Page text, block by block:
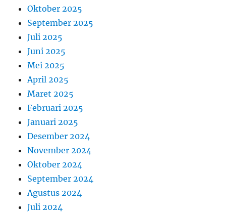
Oktober 2025
September 2025
Juli 2025
Juni 2025
Mei 2025
April 2025
Maret 2025
Februari 2025
Januari 2025
Desember 2024
November 2024
Oktober 2024
September 2024
Agustus 2024
Juli 2024